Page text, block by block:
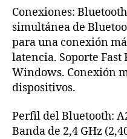
Conexiones:
simultánea de
para una conexión
latencia. Soporte
Windows. Conexión
dispositivos.
Perfil del Bluetooth:
Banda de 2,4 GHz